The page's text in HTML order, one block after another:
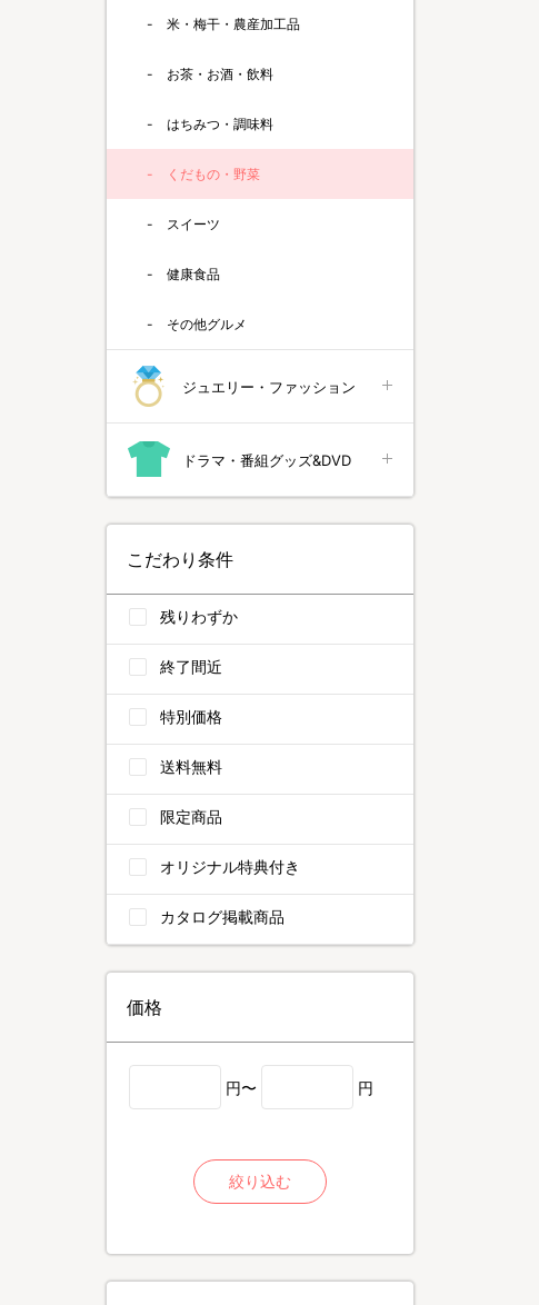
米・梅干・農産加工品
お茶・お酒・飲料
はちみつ・調味料
くだもの・野菜
スイーツ
健康食品
その他グルメ
ジュエリー・ファッション
ドラマ・番組グッズ&DVD
こだわり条件
残りわずか
終了間近
特別価格
送料無料
限定商品
オリジナル特典付き
カタログ掲載商品
価格
円〜 円
絞り込む